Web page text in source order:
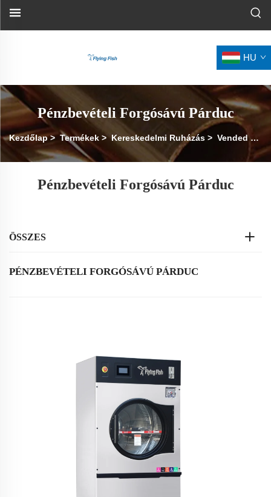
HU
Pénzbevételi Forgósávú Párduc
Kezdőlap> Termékek >Kereskedelmi Ruházás > Vended Törpe Szárító
Pénzbevételi Forgósávú Párduc
ÖSSZES
PÉNZBEVÉTELI FORGÓSÁVÚ PÁRDUC